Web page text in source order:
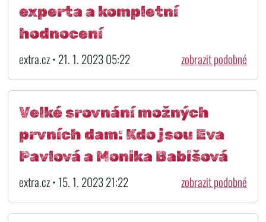
experta a kompletní
hodnocení
extra.cz • 21. 1. 2023 05:22 zobrazit podobné
Velké srovnání možných
prvních dam: Kdo jsou Eva
Pavlová a Monika Babišová
extra.cz • 15. 1. 2023 21:22 zobrazit podobné